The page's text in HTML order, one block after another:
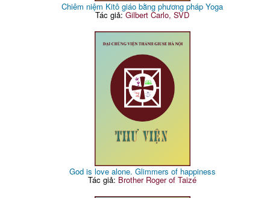
Chiêm niệm Kitô giáo bằng phương pháp Yoga
Tác giả:Gilbert Carlo, SVD
God is love alone. Glimmers of happiness
Tác giả: Brother Roger of Taizé